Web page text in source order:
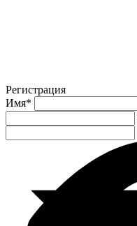
Регистрация
Имя*